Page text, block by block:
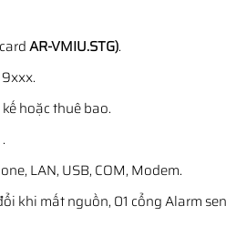
AR-VMIU.STG).
hoặc thuê bao.
LAN, USB, COM, Modem.
khi mất nguồn, 01 cổng Alarm